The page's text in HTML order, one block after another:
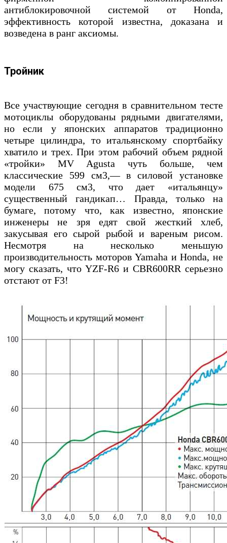
антиблокировочной системой от Honda,
эффективность которой известна, доказана и
возведена в ранг аксиомы.
Тройник
Все участвующие сегодня в сравнительном тесте
мотоциклы оборудованы рядными двигателями,
но если у японских аппаратов традиционно
четыре цилиндра, то итальянскому спортбайку
хватило и трех. При этом рабочий объем рядной
«тройки» MV Agusta чуть больше, чем
классические 599 см3,— в силовой установке
модели 675 см3, что дает «итальянцу»
существенный гандикап… Правда, только на
бумаге, потому что, как известно, японские
инженеры не зря едят свой жесткий хлеб,
закусывая его сырой рыбой и вареным рисом.
Несмотря на несколько меньшую
производительность моторов Yamaha и Honda, не
могу сказать, что YZF-R6 и CBR600RR серьезно
отстают от F3!